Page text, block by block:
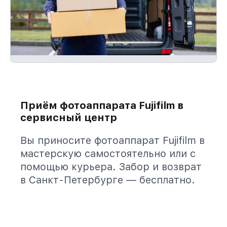
Приём фотоаппарата Fujifilm в
сервисный центр
Вы приносите фотоаппарат Fujifilm в
мастерскую самостоятельно или с
помощью курьера. Забор и возврат
в Санкт-Петербурге — бесплатно.